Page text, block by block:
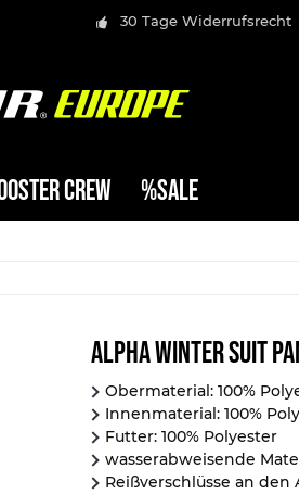
30 Tage Widerrufsrecht
CREW %SALE
Alpha Winter Suit
Obermaterial: 100%
Innenmaterial: 100%
Futter: 100% Polyester
wasserabweisende
Reißverschlüsse an